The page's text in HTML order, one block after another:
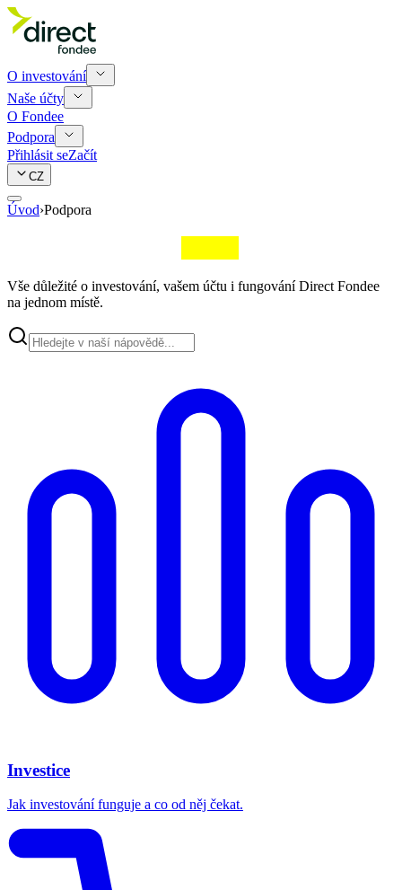
O investování
Naše účty
O Fondee
Podpora
Přihlásit seZačít
CZ
Úvod›Podpora
Vše důležité o investování, vašem účtu i fungování Direct Fondee
na jednom místě.
Investice
Jak investování funguje a co od něj čekat.